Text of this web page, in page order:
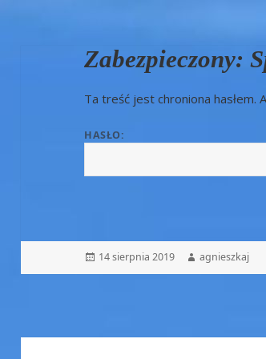
Zabezpieczony:
Ta treść jest chroniona hasłem.
HASŁO:
Opublikowano
14 sierpnia 2019 Autor
agnieszkaj